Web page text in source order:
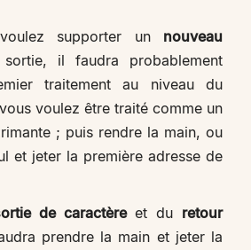
supporter un nouveau
il faudra probablement
traitement au niveau du
voulez être traité comme un
; puis rendre la main, ou
et jeter la première adresse de
de caractèreet du retour
prendre la main et jeter la